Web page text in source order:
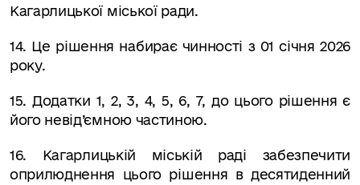
Кагарлицької міської ради.
14. Це рішення набирає чинності з 01 січня 2026
року.
15. Додатки 1, 2, 3, 4, 5, 6, 7, до цього рішення є
його невід’ємною частиною.
16. Кагарлицькій міській раді забезпечити
оприлюднення цього рішення в десятиденний